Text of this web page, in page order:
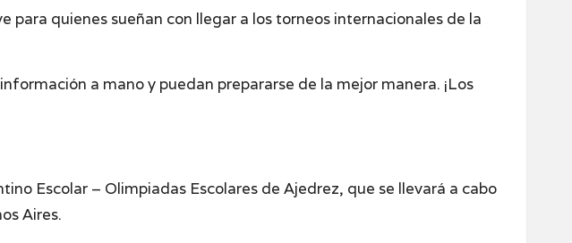
para quienes sueñan con llegar a los torneos internacionales de la
a mano y puedan prepararse de la mejor manera. ¡Los
Escolar – Olimpiadas Escolares de Ajedrez, que se llevará a cabo
Aires.